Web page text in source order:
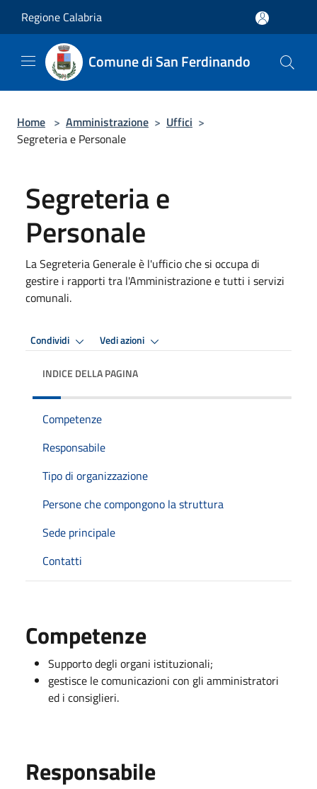
Regione Calabria
Comune di San Ferdinando
Home > Amministrazione > Uffici >
Segreteria e Personale
Segreteria e
Personale
La Segreteria Generale è l'ufficio che si occupa di
gestire i rapporti tra l'Amministrazione e tutti i servizi
comunali.
Condividi Vedi azioni
INDICE DELLA PAGINA
Competenze
Responsabile
Tipo di organizzazione
Persone che compongono la struttura
Sede principale
Contatti
Competenze
Supporto degli organi istituzionali;
gestisce le comunicazioni con gli amministratori
ed i consiglieri.
Responsabile